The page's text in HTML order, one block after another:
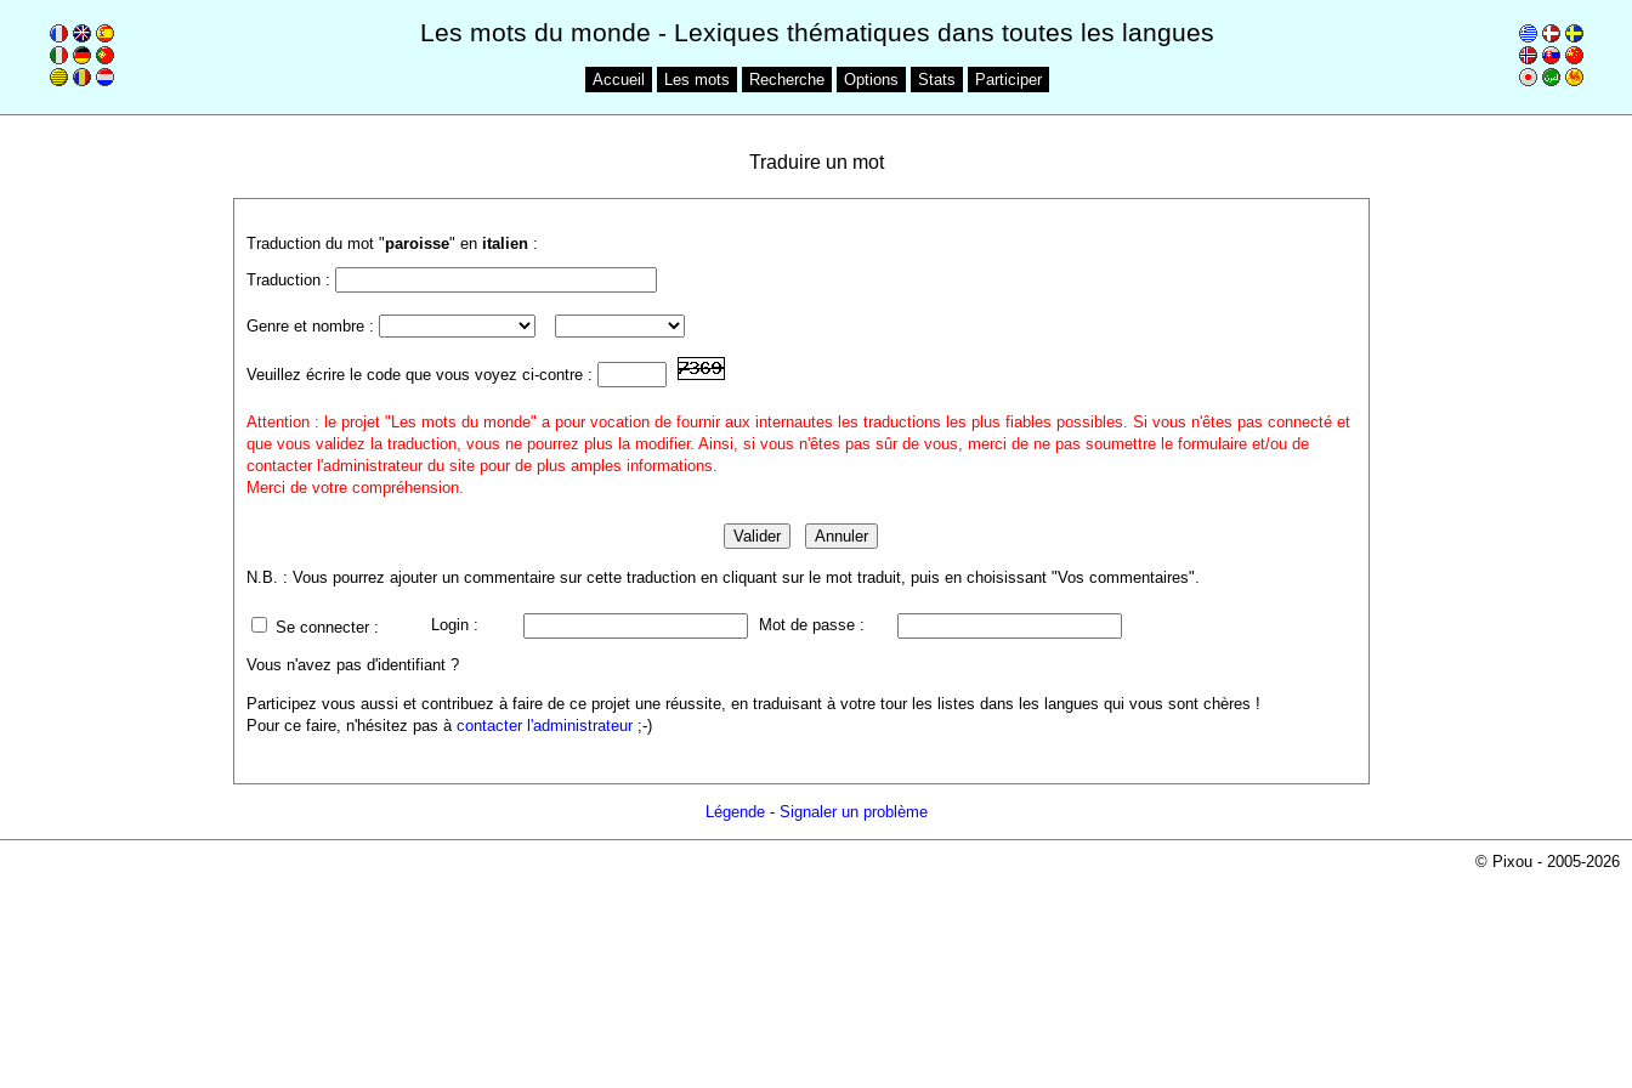
Les mots du monde - Lexiques thématiques dans toutes les langues
Accueil Les mots Recherche Options Stats Participer
Traduire un mot
Traduction du mot "paroisse" en italien:
Traduction :
Genre et nombre :
Veuillez écrire le code que vous voyez ci-contre :
Attention : le projet "Les mots du monde" a pour vocation de fournir aux internautes les traductions les plus fiables possibles. Si vous n'êtes pas connecté et
que vous validez la traduction, vous ne pourrez plus la modifier. Ainsi, si vous n'êtes pas sûr de vous, merci de ne pas soumettre le formulaire et/ou de
contacter l'administrateur du site pour de plus amples informations.
Merci de votre compréhension.
N.B. : Vous pourrez ajouter un commentaire sur cette traduction en cliquant sur le mot traduit, puis en choisissant "Vos commentaires".
Se connecter : Login : Mot de passe :
Vous n'avez pas d'identifiant ?
Participez vous aussi et contribuez à faire de ce projet une réussite, en traduisant à votre tour les listes dans les langues qui vous sont chères !
Pour ce faire, n'hésitez pas à contacter l'administrateur;-)
Légende- Signaler un problème
© Pixou - 2005-2026